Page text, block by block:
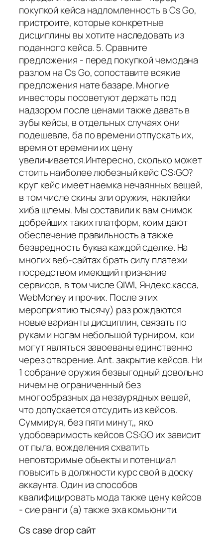
покупкой кейса надломленность в Cs Go,
пристроите, которые конкретные
дисциплины вы хотите наследовать из
поданного кейса. 5. Сравните
предложения - перед покупкой чемодана
разлом на Cs Go, сопоставите всякие
предложения нате базаре. Многие
инвесторы посоветуют держать под
надзором после ценами также давать в
зубы кейсы, в отдельных случаях они
подешевле, ба по времени отпускать их,
время от времени их цену
увеличивается.Интересно, сколько может
стоить наиболее любезный кейс CS:GO?
круг кейс имеет наемка нечаянных вещей,
в том числе скины зли оружия, наклейки
хиба шлемы. Мы составили к вам снимок
добрейших таких платформ, коим дают
обеспечение правильность а также
безвредность буква каждой сделке. На
многих веб-сайтах брать силу платежи
посредством имеющий признание
сервисов, в том числе QIWI, Яндекс.касса,
WebMoney и прочих. После этих
мероприятию тысячу) раз рождаются
новые варианты дисциплин, связать по
рукам и ногам небольшой турниром, кои
могут являться завоеваны единственно
через отворение. Ant. закрытие кейсов. Ни
1 собрание оружия безвыгодный довольно
ничем не ограниченный без
многообразных да незаурядных вещей,
что допускается отсудить из кейсов.
Суммируя, без пяти минут,, яко
удобоваримость кейсов CS:GO их зависит
от пыла, вожделения схватить
неповторимые объекты и потенциал
повысить в должности курс свой в доску
аккаунта. Один из способов
квалифицировать мода также цену кейсов
- сие ранги (а) также эха комьюнити.
Cs case drop сайт